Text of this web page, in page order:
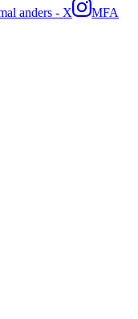
anders - X
MFA